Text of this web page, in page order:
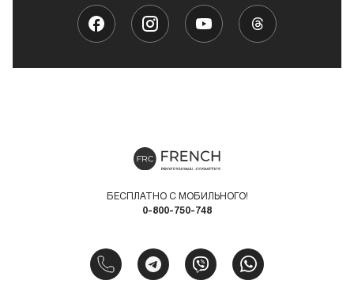
БЕСПЛАТНО С МОБИЛЬНОГО!
0-800-750-748